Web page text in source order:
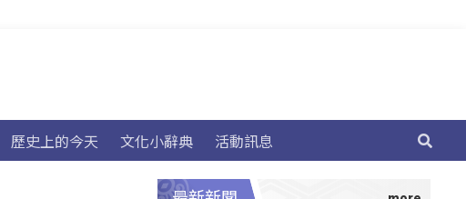
歷史上的今天 文化小辭典 活動訊息